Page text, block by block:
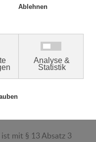
ist bemüht, die
1
(LBGG) sowie den
§ 13 Absatz 3
gilt für
mit § 13 Absatz 3